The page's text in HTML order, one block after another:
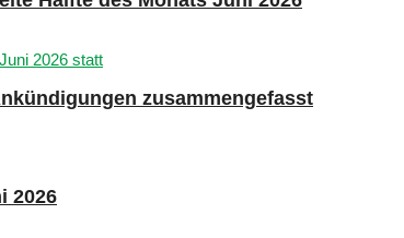
zusammengefasst
2026